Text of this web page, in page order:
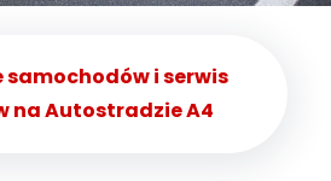
samochodów i serwis
na Autostradzie A4